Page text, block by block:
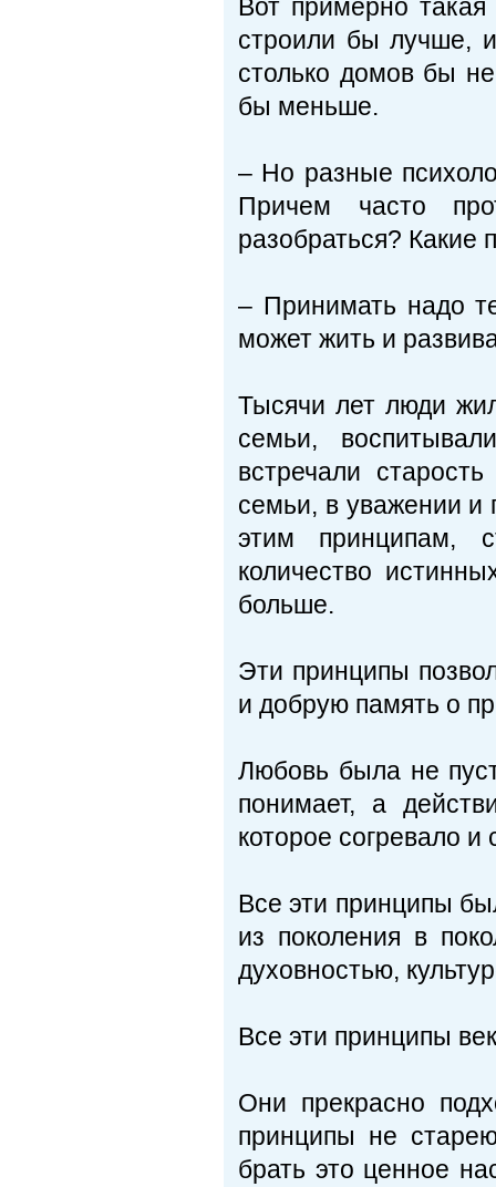
Вот примерно
строили бы лучше,
столько домов бы
бы меньше.
– Но разные
Причем часто
разобраться? Какие
– Принимать надо
может жить и
Тысячи лет люди
семьи,
встречали
семьи, в уважении и
этим принципам,
количество
больше.
Эти принципы
и добрую память о
Любовь была не
понимает, а
которое согревало
Все эти принципы
из поколения в
духовностью,
Все эти принципы
Они прекрасно
принципы не
брать это ценное